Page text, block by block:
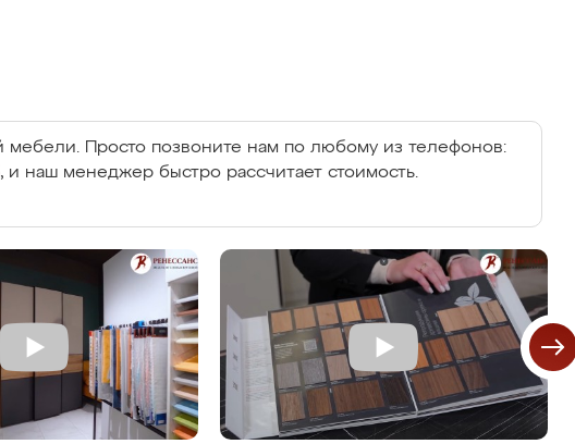
мебели. Просто позвоните нам по любому из телефонов:
, и наш менеджер быстро рассчитает стоимость.